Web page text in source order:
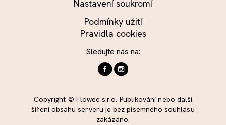
Nastavení soukromí
Podmínky užití
Pravidla cookies
Sledujte nás na:
Copyright © Flowee s.r.o. Publikování nebo další
šíření obsahu serveru je bez písemného souhlasu
zakázáno.